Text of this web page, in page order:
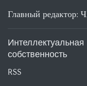
Главный
Интеллектуальная
собственность
RSS